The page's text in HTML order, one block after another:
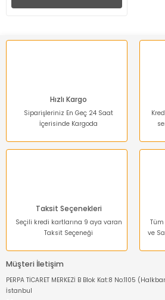
Hızlı Kargo
Siparişleriniz En Geç 24 Saat
İçerisinde Kargoda
Taksit Seçenekleri
Seçili kredi kartlarına 9 aya varan
Taksit Seçeneği
ve
Müşteri İletişim
PERPA TİCARET MERKEZİ B Blok Kat:8 No:1105
İstanbul